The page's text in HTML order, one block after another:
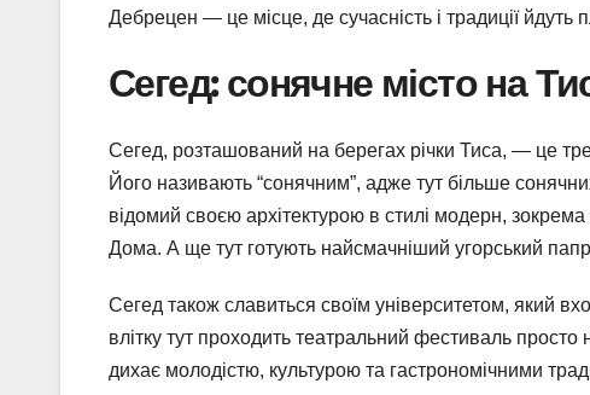
Дебрецен — це місце, де сучасність і традиції йдуть
Сегед: сонячне місто на
Сегед, розташований на берегах річки Тиса, — це
Його називають “сонячним”, адже тут більше
відомий своєю архітектурою в стилі модерн,
Дома. А ще тут готують найсмачніший угорський
Сегед також славиться своїм університетом, який
влітку тут проходить театральний фестиваль
дихає молодістю, культурою та гастрономічними